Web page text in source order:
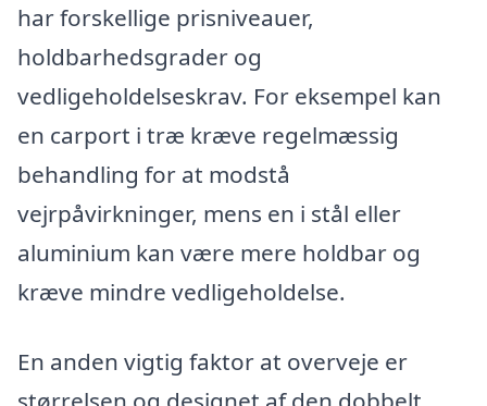
har forskellige prisniveauer,
holdbarhedsgrader og
vedligeholdelseskrav. For eksempel kan
en carport i træ kræve regelmæssig
behandling for at modstå
vejrpåvirkninger, mens en i stål eller
aluminium kan være mere holdbar og
kræve mindre vedligeholdelse.
En anden vigtig faktor at overveje er